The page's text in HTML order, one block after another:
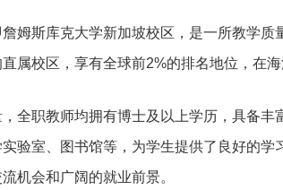
姆斯库克大学新加坡校区，是一所教学质
属校区，享有全球前2%的排名地位，在
全职教师均拥有博士及以上学历，具备丰
验室、图书馆等，为学生提供了良好的
机会和广阔的就业前景。